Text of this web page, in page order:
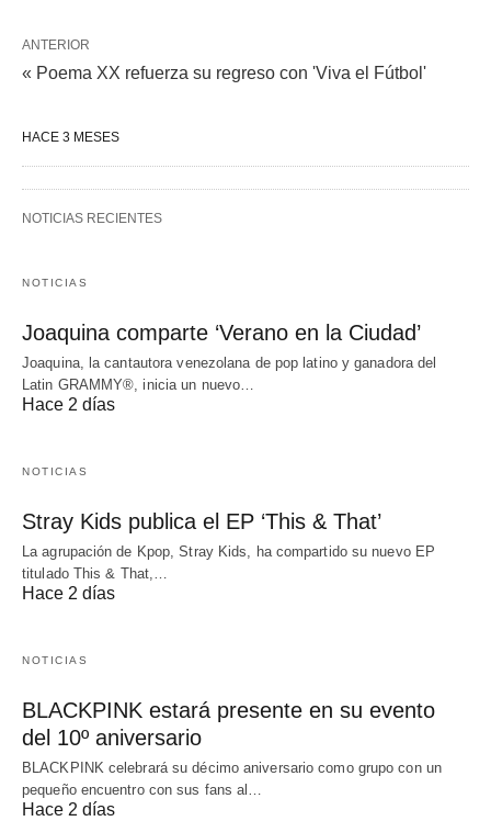
ANTERIOR
« Poema XX refuerza su regreso con 'Viva el Fútbol'
HACE 3 MESES
NOTICIAS RECIENTES
NOTICIAS
Joaquina comparte ‘Verano en la Ciudad’
Joaquina, la cantautora venezolana de pop latino y ganadora del
Latin GRAMMY®, inicia un nuevo…
Hace 2 días
NOTICIAS
Stray Kids publica el EP ‘This & That’
La agrupación de Kpop, Stray Kids, ha compartido su nuevo EP
titulado This & That,…
Hace 2 días
NOTICIAS
BLACKPINK estará presente en su evento
del 10º aniversario
BLACKPINK celebrará su décimo aniversario como grupo con un
pequeño encuentro con sus fans al…
Hace 2 días